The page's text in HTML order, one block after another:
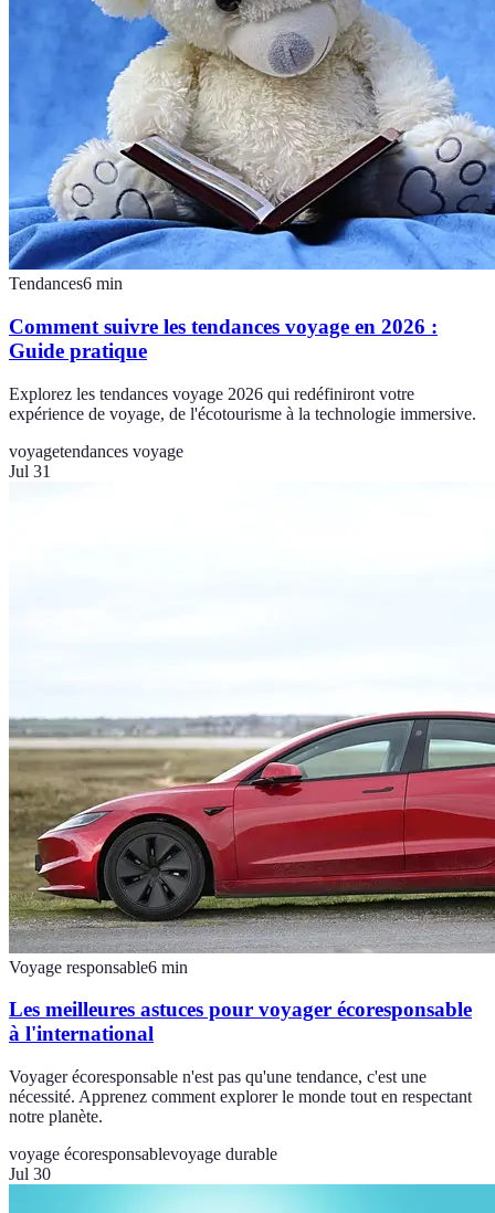
Tendances6 min
Comment suivre les tendances voyage en 2026 :
Guide pratique
Explorez les tendances voyage 2026 qui redéfiniront votre
expérience de voyage, de l'écotourisme à la technologie immersive.
voyagetendances voyage
Jul 31
Voyage responsable6 min
Les meilleures astuces pour voyager écoresponsable
à l'international
Voyager écoresponsable n'est pas qu'une tendance, c'est une
nécessité. Apprenez comment explorer le monde tout en respectant
notre planète.
voyage écoresponsablevoyage durable
Jul 30